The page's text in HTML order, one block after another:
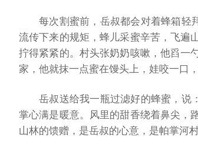
每次割蜜前，岳叔都会对着蜂箱轻
流传下来的规矩，蜂儿采蜜辛苦，飞遍
拧得紧紧的。村头张奶奶咳嗽，他舀一
家，他就抹一点蜜在馒头上，娃咬一口
岳叔送给我一瓶过滤好的蜂蜜，说
掌心满是暖意。风里的甜香绕着鼻尖，
山林的馈赠，是岳叔的心意，是帕掌河